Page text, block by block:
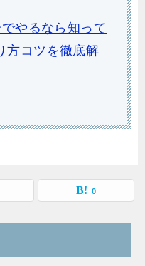
やるなら知って
方コツを徹底解
0